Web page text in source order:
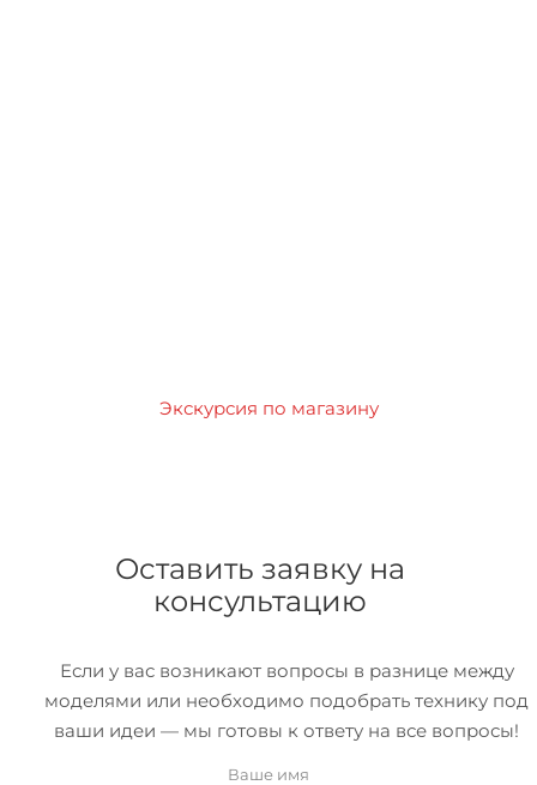
Экскурсия по магазину
Оставить заявку на
консультацию
Если у вас возникают вопросы в разнице между
моделями или необходимо подобрать технику под
ваши идеи — мы готовы к ответу на все вопросы!
Ваше имя